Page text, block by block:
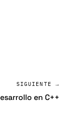
SIGUIENTE →
en C++